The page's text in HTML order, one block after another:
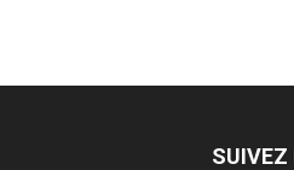
SUIVEZ